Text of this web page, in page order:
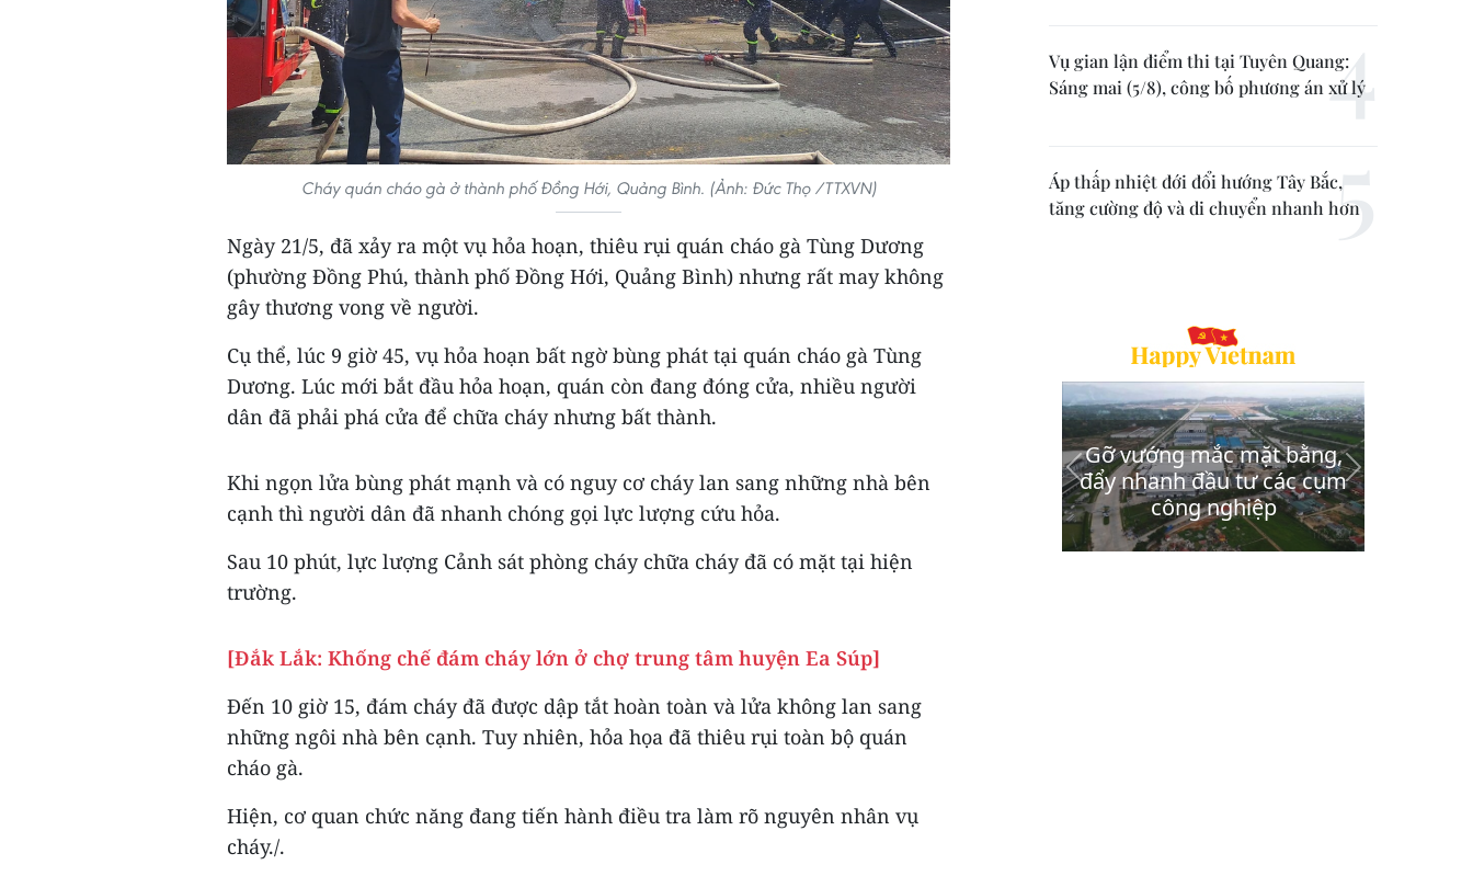
Cháy quán cháo gà ở thành phố Đồng Hới, Quảng Bình. (Ảnh: Đức Thọ /TTXVN)
Ngày 21/5, đã xảy ra một vụ hỏa hoạn, thiêu rụi quán cháo gà Tùng Dương
(phường Đồng Phú, thành phố Đồng Hới, Quảng Bình) nhưng rất may không
gây thương vong về người.
Cụ thể, lúc 9 giờ 45, vụ hỏa hoạn bất ngờ bùng phát tại quán cháo gà Tùng
Dương. Lúc mới bắt đầu hỏa hoạn, quán còn đang đóng cửa, nhiều người
dân đã phải phá cửa để chữa cháy nhưng bất thành.
Khi ngọn lửa bùng phát mạnh và có nguy cơ cháy lan sang những nhà bên
cạnh thì người dân đã nhanh chóng gọi lực lượng cứu hỏa.
Sau 10 phút, lực lượng Cảnh sát phòng cháy chữa cháy đã có mặt tại hiện
trường.
[Đắk Lắk: Khống chế đám cháy lớn ở chợ trung tâm huyện Ea Súp]
Đến 10 giờ 15, đám cháy đã được dập tắt hoàn toàn và lửa không lan sang
những ngôi nhà bên cạnh. Tuy nhiên, hỏa họa đã thiêu rụi toàn bộ quán
cháo gà.
Hiện, cơ quan chức năng đang tiến hành điều tra làm rõ nguyên nhân vụ
cháy./.
Vụ gian lận điểm thi tại Tuyên Quang:
Sáng mai (5/8), công bố phương án xử lý
Áp thấp nhiệt đới đổi hướng Tây Bắc,
tăng cường độ và di chuyển nhanh hơn